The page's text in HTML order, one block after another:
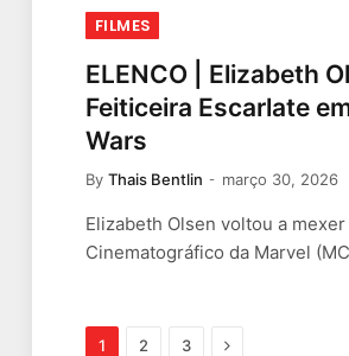
FILMES
ELENCO | Elizabeth
Feiticeira Escarlate
Wars
By Thais Bentlin março 30, 2026
Elizabeth Olsen voltou a
Cinematográfico da Marvel
1 2 3 Next